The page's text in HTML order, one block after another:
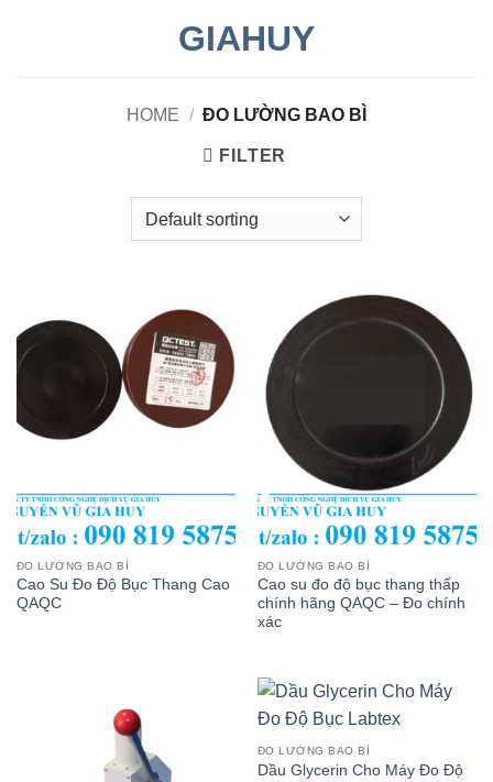
GIAHUY
HOME / ĐO LƯỜNG BAO BÌ
FILTER
ĐO LƯỜNG BAO BÌ
Cao Su Đo Độ Bục Thang Cao
QAQC
ĐO LƯỜNG BAO BÌ
Cao su đo độ bục thang thấp
chính hãng QAQC – Đo chính
xác
ĐO LƯỜNG BAO BÌ
Dầu Glycerin Cho Máy Đo Độ